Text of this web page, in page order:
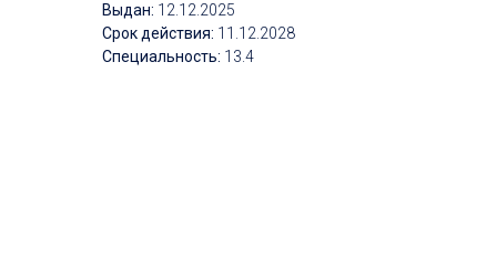
Выдан: 12.1 2.2025
Срок действия: 11 .12.2028
Специальность: 13.4